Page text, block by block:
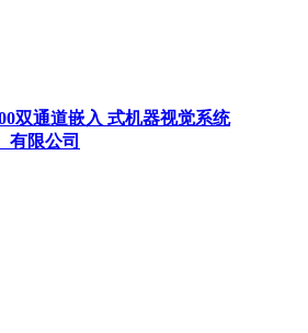
双通道嵌入 式机器视觉系统
有限公司